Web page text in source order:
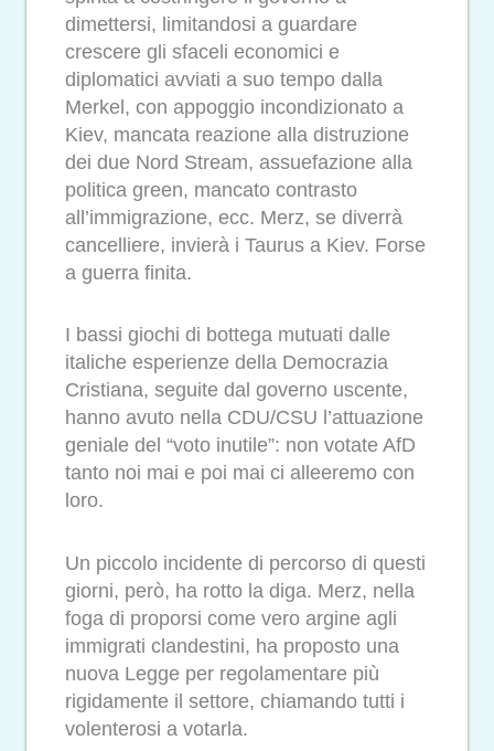
dimettersi, limitandosi a guardare
crescere gli sfaceli economici e
diplomatici avviati a suo tempo dalla
Merkel, con appoggio incondizionato a
Kiev, mancata reazione alla distruzione
dei due Nord Stream, assuefazione alla
politica green, mancato contrasto
all’immigrazione, ecc. Merz, se diverrà
cancelliere, invierà i Taurus a Kiev. Forse
a guerra finita.
I bassi giochi di bottega mutuati dalle
italiche esperienze della Democrazia
Cristiana, seguite dal governo uscente,
hanno avuto nella CDU/CSU l’attuazione
geniale del “voto inutile”: non votate AfD
tanto noi mai e poi mai ci alleeremo con
loro.
Un piccolo incidente di percorso di questi
giorni, però, ha rotto la diga. Merz, nella
foga di proporsi come vero argine agli
immigrati clandestini, ha proposto una
nuova Legge per regolamentare più
rigidamente il settore, chiamando tutti i
volenterosi a votarla.